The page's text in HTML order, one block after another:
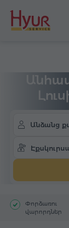
Անձանց
Փորձառու
վարորդներ